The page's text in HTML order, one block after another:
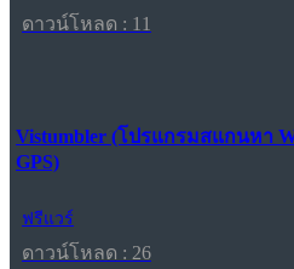
ดาวน์โหลด : 11
Vistumbler (โปรแกรมสแกนหา
GPS)
ฟรีแวร์
ดาวน์โหลด : 26